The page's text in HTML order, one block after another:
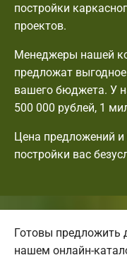
постройки
проектов.
Менеджеры нашей
предложат
вашего бюджета. У
500 000 рублей, 1
Цена предложений
постройки вас
Готовы предложить
нашем онлайн-